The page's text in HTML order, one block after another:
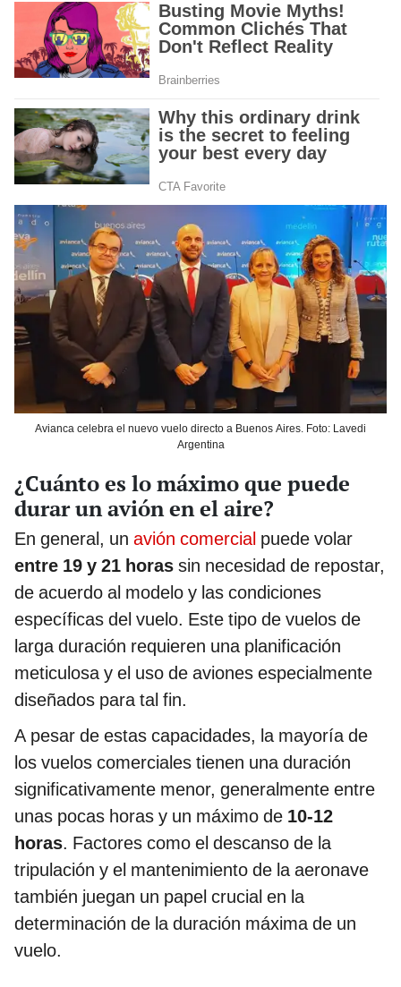
Avianca celebra el nuevo vuelo directo a Buenos Aires. Foto: Lavedi
Argentina
¿Cuánto es lo máximo que puede
durar un avión en el aire?
En general, un avión comercial puede volar
entre 19 y 21 horas sin necesidad de repostar,
de acuerdo al modelo y las condiciones
específicas del vuelo. Este tipo de vuelos de
larga duración requieren una planificación
meticulosa y el uso de aviones especialmente
diseñados para tal fin.
A pesar de estas capacidades, la mayoría de
los vuelos comerciales tienen una duración
significativamente menor, generalmente entre
unas pocas horas y un máximo de 10-12
horas. Factores como el descanso de la
tripulación y el mantenimiento de la aeronave
también juegan un papel crucial en la
determinación de la duración máxima de un
vuelo.